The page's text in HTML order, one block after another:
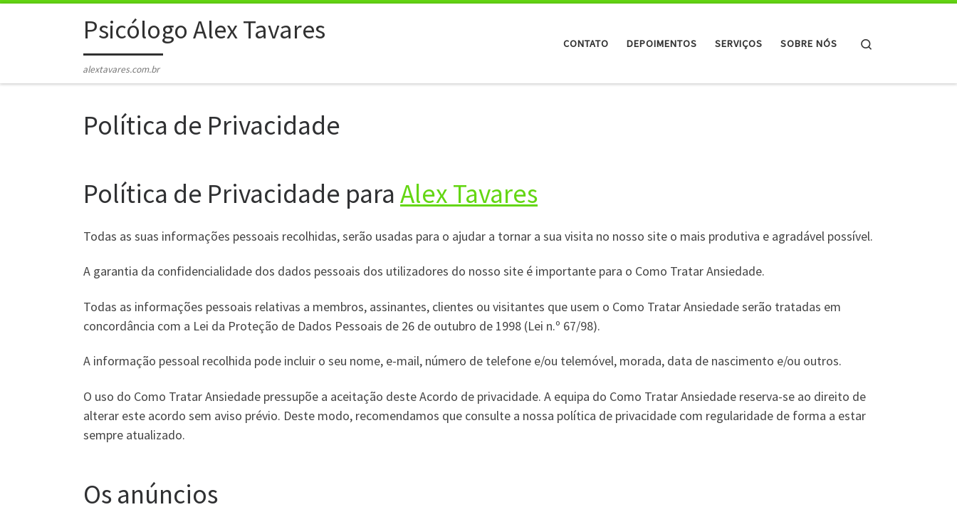
Skip to contentPsicólogo Alex Tavares
alextavares.com.br
CONTATO DEPOIMENTOS SERVIÇOS SOBRE NÓS
Política de Privacidade
Política de Privacidade paraAlex Tavares
Todas as suas informações pessoais recolhidas, serão usadas para o ajudar a tornar a sua visita no nosso site o mais produtiva e agradável possível.
A garantia da confidencialidade dos dados pessoais dos utilizadores do nosso site é importante para o Como Tratar Ansiedade.
Todas as informações pessoais relativas a membros, assinantes, clientes ou visitantes que usem o Como Tratar Ansiedade serão tratadas em
concordância com a Lei da Proteção de Dados Pessoais de 26 de outubro de 1998 (Lei n.º 67/98).
A informação pessoal recolhida pode incluir o seu nome, e-mail, número de telefone e/ou telemóvel, morada, data de nascimento e/ou outros.
O uso do Como Tratar Ansiedade pressupõe a aceitação deste Acordo de privacidade. A equipa do Como Tratar Ansiedade reserva-se ao direito de
alterar este acordo sem aviso prévio. Deste modo, recomendamos que consulte a nossa política de privacidade com regularidade de forma a estar
sempre atualizado.
Os anúncios